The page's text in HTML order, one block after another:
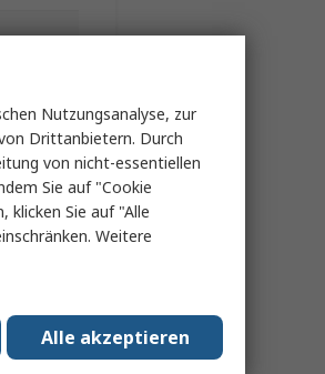
Nutzungsanalyse, zur
Drittanbietern. Durch
von nicht-essentiellen
Sie auf "Cookie
klicken Sie auf "Alle
Weitere
Alle akzeptieren